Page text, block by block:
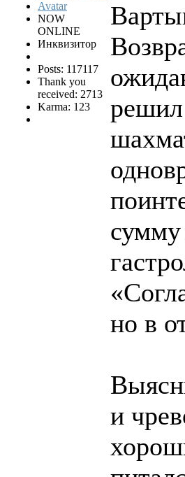
NOW
ONLINE
Инквизитор
Posts: 117117
Thank you
received: 2713
Karma: 123
решил
сумму
но в
и